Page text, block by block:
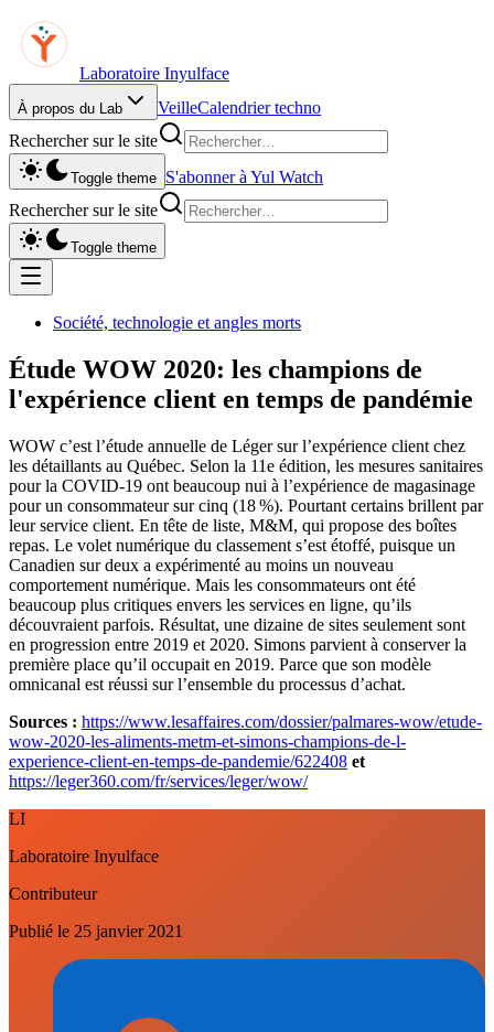
Laboratoire Inyulface
À propos du Lab VeilleCalendrier techno
Rechercher sur le site
Toggle theme S'abonner à Yul Watch
Rechercher sur le site
Toggle theme
Société, technologie et angles morts
Étude WOW 2020: les champions de
l'expérience client en temps de pandémie
WOW c’est l’étude annuelle de Léger sur l’expérience client chez
les détaillants au Québec. Selon la 11e édition, les mesures sanitaires
pour la COVID-19 ont beaucoup nui à l’expérience de magasinage
pour un consommateur sur cinq (18 %). Pourtant certains brillent par
leur service client. En tête de liste, M&M, qui propose des boîtes
repas. Le volet numérique du classement s’est étoffé, puisque un
Canadien sur deux a expérimenté au moins un nouveau
comportement numérique. Mais les consommateurs ont été
beaucoup plus critiques envers les services en ligne, qu’ils
découvraient parfois. Résultat, une dizaine de sites seulement sont
en progression entre 2019 et 2020. Simons parvient à conserver la
première place qu’il occupait en 2019. Parce que son modèle
omnicanal est réussi sur l’ensemble du processus d’achat.
Sources : https://www.lesaffaires.com/dossier/palmares-wow/etude-
wow-2020-les-aliments-metm-et-simons-champions-de-l-
experience-client-en-temps-de-pandemie/622408 et
https://leger360.com/fr/services/leger/wow/
LI
Laboratoire Inyulface
Contributeur
Publié le 25 janvier 2021